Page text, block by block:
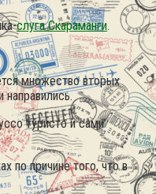
слуга Скараманги.
множество вторых
туристо и сами
по причине того, что в